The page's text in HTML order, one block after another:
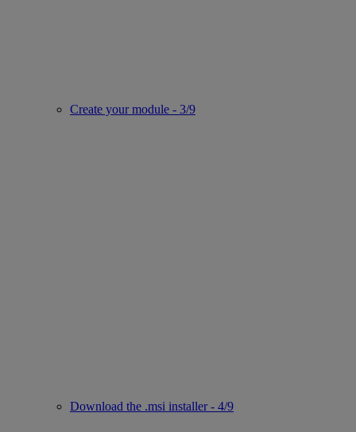
Create your module - 3/9
Download the .msi installer - 4/9